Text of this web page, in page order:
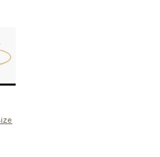
Charms Snake Bracelet